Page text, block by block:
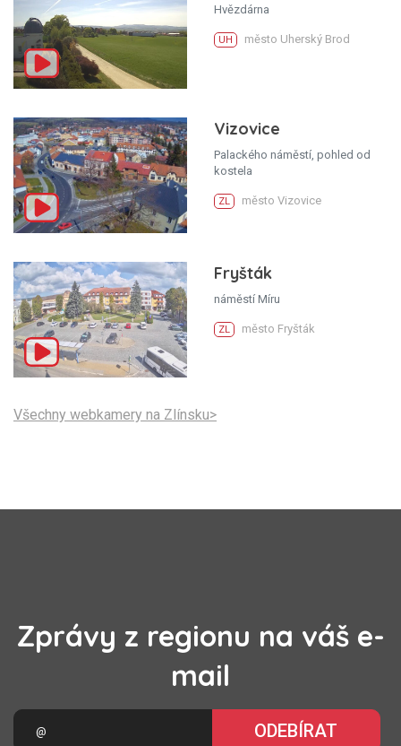
Hvězdárna
UH město Uherský Brod
Vizovice
Palackého náměstí, pohled od
kostela
ZL město Vizovice
Fryšták
náměstí Míru
ZL město Fryšták
Všechny webkamery na Zlínsku>
Zprávy z regionu na váš e-
mail
ODEBÍRAT